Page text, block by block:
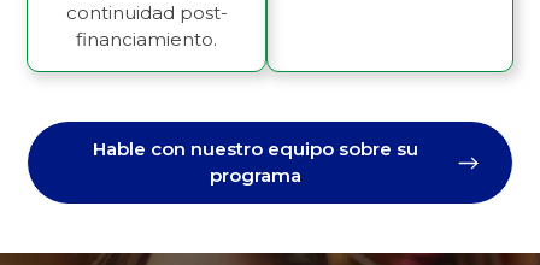
continuidad post-
financiamiento.
Hable con nuestro equipo sobre su
programa